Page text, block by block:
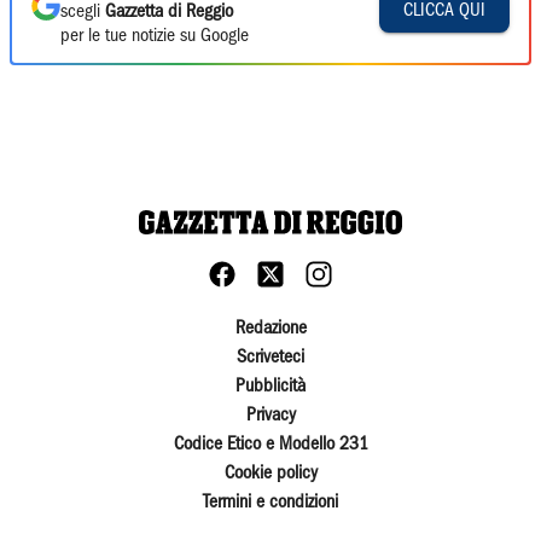
scegli Gazzetta di Reggio
per le tue notizie su Google
CLICCA QUI
Redazione
Scriveteci
Pubblicità
Privacy
Codice Etico e Modello 231
Cookie policy
Termini e condizioni